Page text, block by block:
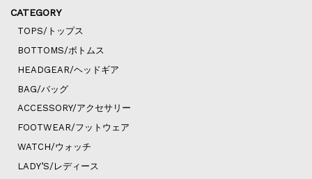
CATEGORY
TOPS/トップス
BOTTOMS/ボトムス
HEADGEAR/ヘッドギア
BAG/バッグ
ACCESSORY/アクセサリー
FOOTWEAR/フットウェア
WATCH/ウォッチ
LADY’S/レディース